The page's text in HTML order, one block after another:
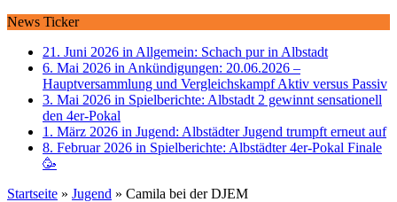
News Ticker
21. Juni 2026 in Allgemein: Schach pur in Albstadt
6. Mai 2026 in Ankündigungen: 20.06.2026 –
Hauptversammlung und Vergleichskampf Aktiv versus Passiv
3. Mai 2026 in Spielberichte: Albstadt 2 gewinnt sensationell
den 4er-Pokal
1. März 2026 in Jugend: Albstädter Jugend trumpft erneut auf
8. Februar 2026 in Spielberichte: Albstädter 4er-Pokal Finale
🥳
Startseite » Jugend » Camila bei der DJEM